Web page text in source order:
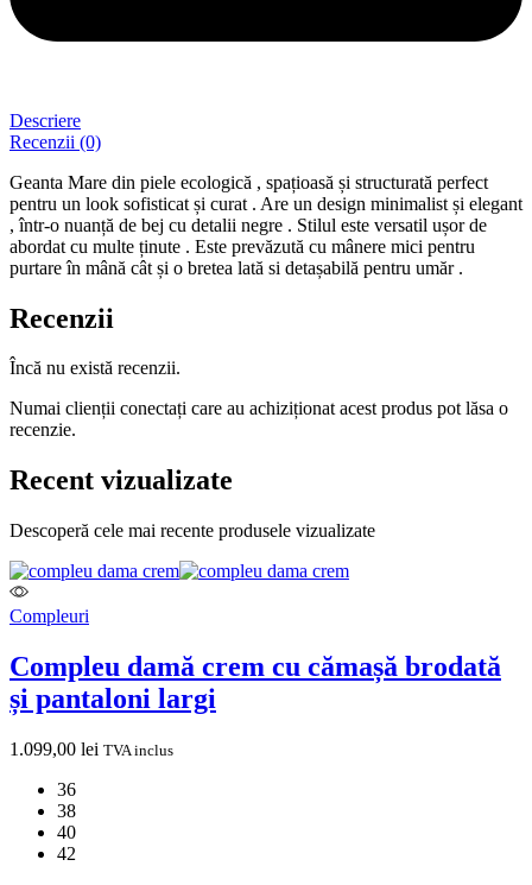
Descriere
Recenzii (0)
Geanta Mare din piele ecologică , spațioasă și structurată perfect
pentru un look sofisticat și curat . Are un design minimalist și elegant
, într-o nuanță de bej cu detalii negre . Stilul este versatil ușor de
abordat cu multe ținute . Este prevăzută cu mânere mici pentru
purtare în mână cât și o bretea lată si detașabilă pentru umăr .
Recenzii
Încă nu există recenzii.
Numai clienții conectați care au achiziționat acest produs pot lăsa o
recenzie.
Recent vizualizate
Descoperă cele mai recente produsele vizualizate
Compleuri
Compleu damă crem cu cămașă brodată
și pantaloni largi
1.099,00 lei TVA inclus
36
38
40
42